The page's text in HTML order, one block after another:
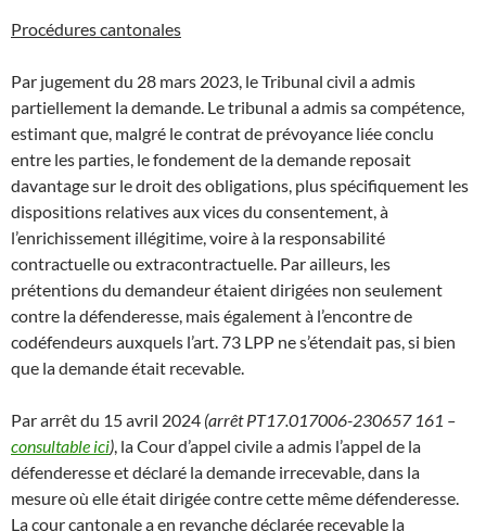
Procédures cantonales
Par jugement du 28 mars 2023, le Tribunal civil a admis
partiellement la demande. Le tribunal a admis sa compétence,
estimant que, malgré le contrat de prévoyance liée conclu
entre les parties, le fondement de la demande reposait
davantage sur le droit des obligations, plus spécifiquement les
dispositions relatives aux vices du consentement, à
l’enrichissement illégitime, voire à la responsabilité
contractuelle ou extracontractuelle. Par ailleurs, les
prétentions du demandeur étaient dirigées non seulement
contre la défenderesse, mais également à l’encontre de
codéfendeurs auxquels l’art. 73 LPP ne s’étendait pas, si bien
que la demande était recevable.
Par arrêt du 15 avril 2024 (arrêt PT17.017006-230657 161 –
consultable ici) , la Cour d’appel civile a admis l’appel de la
défenderesse et déclaré la demande irrecevable, dans la
mesure où elle était dirigée contre cette même défenderesse.
La cour cantonale a en revanche déclarée recevable la